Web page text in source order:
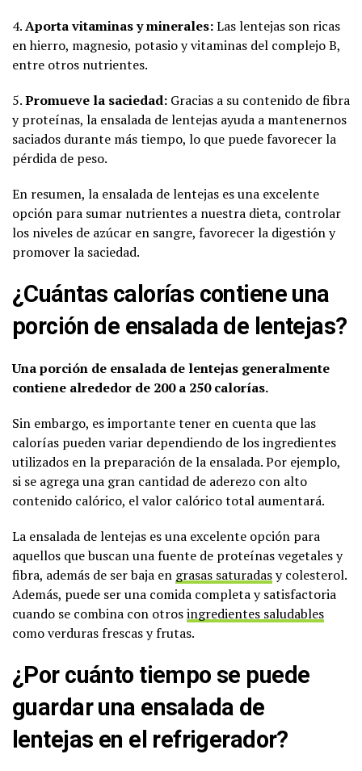
4.Aporta vitaminas y minerales:Las lentejas son ricas
en hierro, magnesio, potasio y vitaminas del complejo B,
entre otros nutrientes.
5.Promueve la saciedad: Gracias a su contenido de fibra
y proteínas, la ensalada de lentejas ayuda a mantenernos
saciados durante más tiempo, lo que puede favorecer la
pérdida de peso.
En resumen, la ensalada de lentejas es una excelente
opción para sumar nutrientes a nuestra dieta, controlar
los niveles de azúcar en sangre, favorecer la digestión y
promover la saciedad.
¿Cuántas calorías contiene una
porción de ensalada de lentejas?
Una porción de ensalada de lentejas generalmente
contiene alrededor de 200 a 250 calorías.
Sin embargo, es importante tener en cuenta que las
calorías pueden variar dependiendo de los ingredientes
utilizados en la preparación de la ensalada. Por ejemplo,
si se agrega una gran cantidad de aderezo con alto
contenido calórico, el valor calórico total aumentará.
La ensalada de lentejas es una excelente opción para
aquellos que buscan una fuente de proteínas vegetales y
fibra, además de ser baja en grasas saturadasy colesterol.
Además, puede ser una comida completa y satisfactoria
cuando se combina con otrosingredientes saludables
como verduras frescas y frutas.
¿Por cuánto tiempo se puede
guardar una ensalada de
lentejas en el refrigerador?